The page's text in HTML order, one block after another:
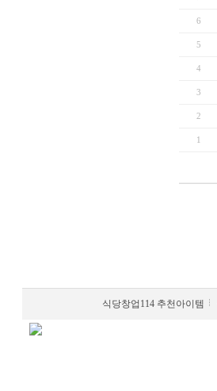
6
5
4
3
2
1
식당창업114 추천아이템